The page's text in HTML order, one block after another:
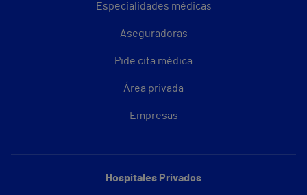
Especialidades médicas
Aseguradoras
Pide cita médica
Área privada
Empresas
Hospitales Privados